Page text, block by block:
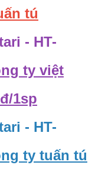
tú
- HT-
ty việt
1sp
- HT-
ty tuấn tú